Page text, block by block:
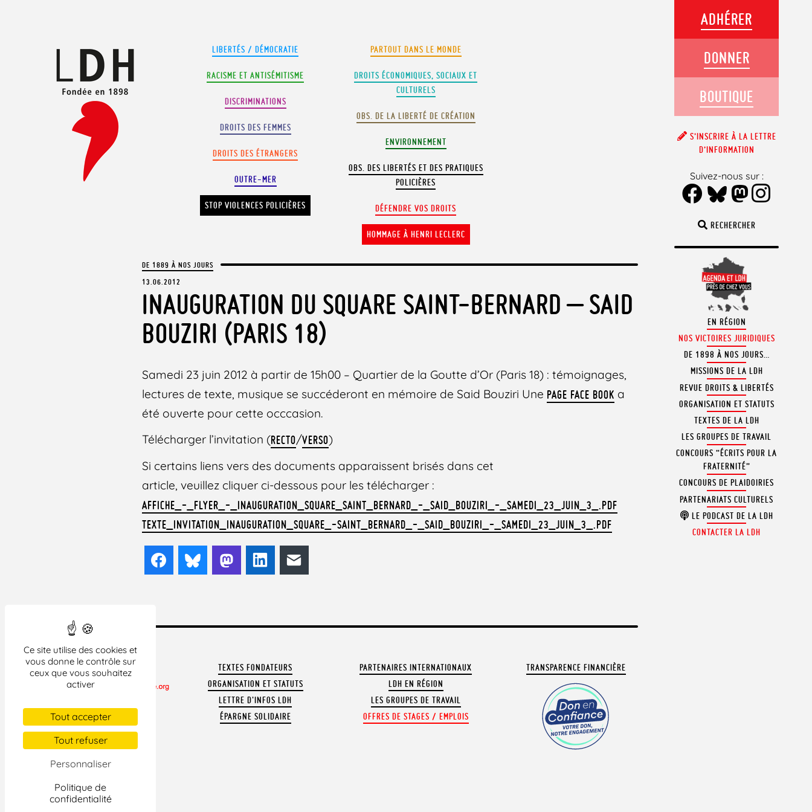
Ce site utilise des cookies et
vous donne le contrôle sur
ceux que vous souhaitez
activer
Tout accepter
Tout refuser
Personnaliser
Politique de
confidentialité
LIBERTÉS / DÉMOCRATIE
RACISME ET ANTISÉMITISME
DISCRIMINATIONS
DROITS DES FEMMES
DROITS DES ÉTRANGERS
OUTRE-MER
STOP VIOLENCES POLICIÈRES
PARTOUT DANS LE MONDE
DROITS ÉCONOMIQUES, SOCIAUX ET
CULTURELS
OBS. DE LA LIBERTÉ DE CRÉATION
ENVIRONNEMENT
OBS. DES LIBERTÉS ET DES PRATIQUES
POLICIÈRES
DÉFENDRE VOS DROITS
HOMMAGE À HENRI LECLERC
DE 1889 À NOS JOURS
13.06.2012
INAUGURATION DU SQUARE SAINT-BERNARD – SAID
BOUZIRI (PARIS 18)
Samedi 23 juin 2012 à partir de 15h00 – Quartier de la Goutte d’Or (Paris 18) : témoignages,
lectures de texte, musique se succéderont en mémoire de Said Bouziri Une PAGE FACE BOOK a
été ouverte pour cette occcasion.
Télécharger l’invitation (RECTO/VERSO)
Si certains liens vers des documents apparaissent brisés dans cet
article, veuillez cliquer ci-dessous pour les télécharger :
AFFICHE_-_FLYER_-_INAUGURATION_SQUARE_SAINT_BERNARD_-_SAID_BOUZIRI_-_SAMEDI_23_JUIN_3_.PDF
TEXTE_INVITATION_INAUGURATION_SQUARE_-SAINT_BERNARD_-_SAID_BOUZIRI_-_SAMEDI_23_JUIN_3_.PDF
FacebookBlueskyMastodonLinkedIn
REVUE DE PRESSE
ARCHIVES
TEXTES FONDATEURS
ORGANISATION ET STATUTS
LETTRE D'INFOS LDH
ÉPARGNE SOLIDAIRE
PARTENAIRES INTERNATIONAUX
LDH EN RÉGION
LES GROUPES DE TRAVAIL
OFFRES DE STAGES / EMPLOIS
TRANSPARENCE FINANCIÈRE
RECHERCHER
EN RÉGION
NOS VICTOIRES JURIDIQUES
DE 1898 À NOS JOURS…
MISSIONS DE LA LDH
REVUE DROITS & LIBERTÉS
ORGANISATION ET STATUTS
TEXTES DE LA LDH
LES GROUPES DE TRAVAIL
CONCOURS “ÉCRITS POUR LA
FRATERNITÉ”
CONCOURS DE PLAIDOIRIES
PARTENARIATS CULTURELS
LE PODCAST DE LA LDH
CONTACTER LA LDH
ADHÉRER
DONNER
BOUTIQUE
S’INSCRIRE À LA LETTRE
D’INFORMATION
Suivez-nous sur :